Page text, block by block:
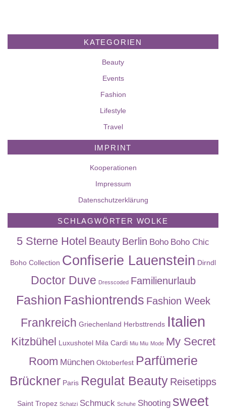
KATEGORIEN
Beauty
Events
Fashion
Lifestyle
Travel
IMPRINT
Kooperationen
Impressum
Datenschutzerklärung
SCHLAGWÖRTER WOLKE
5 Sterne Hotel Beauty Berlin Boho Boho Chic
Boho Collection Confiserie Lauenstein Dirndl
Doctor Duve Dresscoded Familienurlaub
Fashion Fashiontrends Fashion Week
Frankreich Griechenland Herbsttrends Italien
Kitzbühel Luxushotel Mila Cardi Miu Miu Mode My Secret
Room München Oktoberfest Parfümerie
Brückner Paris Regulat Beauty Reisetipps
Saint Tropez Schatzi Schmuck Schuhe Shooting sweet